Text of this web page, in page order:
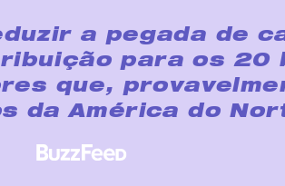
a pegada de
para os 20
que,
da América do